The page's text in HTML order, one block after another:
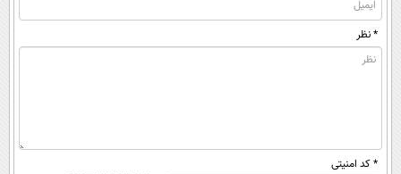
* نظر
* کد امنیتی